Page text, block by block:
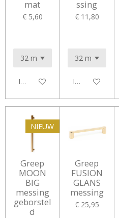
mat
€ 5,60
In winkelwagen
ssing
€ 11,80
In winkelwagen
NIEUW
Greep
MOON
BIG
messing
geborstel
d
Greep
FUSION
GLANS
messing
€ 25,95